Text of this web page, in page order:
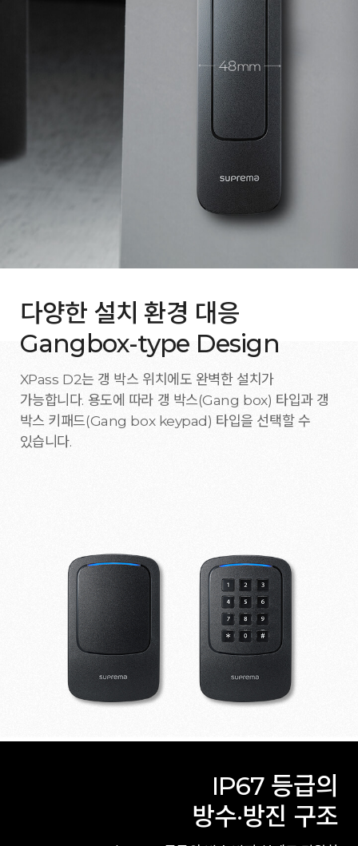
다양한 설치 환경 대응
Gangbox-type Design
XPass D2는 갱 박스 위치에도 완벽한 설치가
가능합니다. 용도에 따라 갱 박스(Gang box) 타입과 갱
박스 키패드(Gang box keypad) 타입을 선택할 수
있습니다.
IP67 등급의
방수·방진 구조